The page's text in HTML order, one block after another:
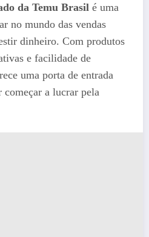
da Temu Brasil é uma
no mundo das vendas
dinheiro. Com produtos
e facilidade de
uma porta de entrada
começar a lucrar pela